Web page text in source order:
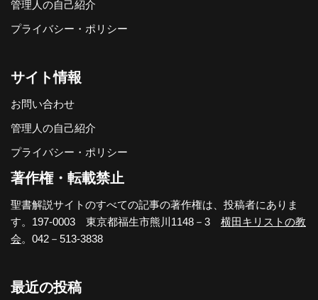
管理人の自己紹介
プライバシー・ポリシー
サイト情報
お問い合わせ
管理人の自己紹介
プライバシー・ポリシー
著作権・転載禁止
聖書解説サイトのすべての記事の著作権は、投稿者にありま
す。197-0003 東京都福生市熊川1148－3 横田キリストの教
会。042－513-3838
最近の投稿